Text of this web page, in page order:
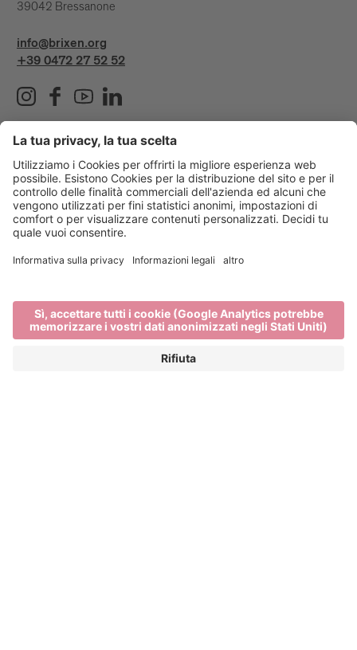
39042 Bressanone
info@brixen.org
+39 0472 27 52 52
Info & Service
Bressanone Turismo viene sostenuto da: